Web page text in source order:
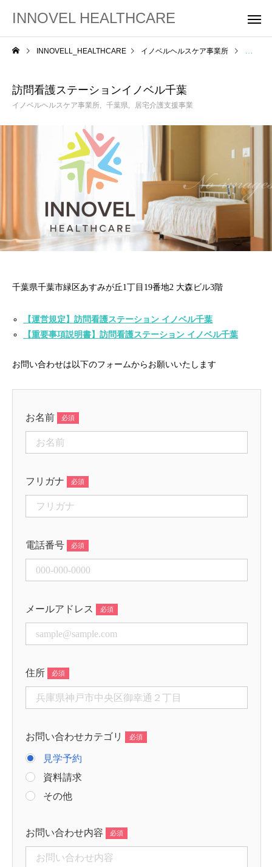
INNOVEL HEALTHCARE
INNOVELL_HEALTHCARE イノベルヘルスケア事業所 訪問看
訪問看護ステーションイノベル千葉
イノベルヘルスケア事業所 千葉県 居宅介護支援事業
千葉県千葉市緑区あすみが丘1丁目19番地2 大森ビル3階
【運営規定】訪問看護ステーション イノベル千葉
【重要事項説明書】訪問看護ステーション イノベル千葉
お問い合わせは以下のフォームからお願いいたします
お名前
フリガナ
電話番号
メールアドレス
住所
お問い合わせカテゴリ
見学予約
資料請求
その他
お問い合わせ内容